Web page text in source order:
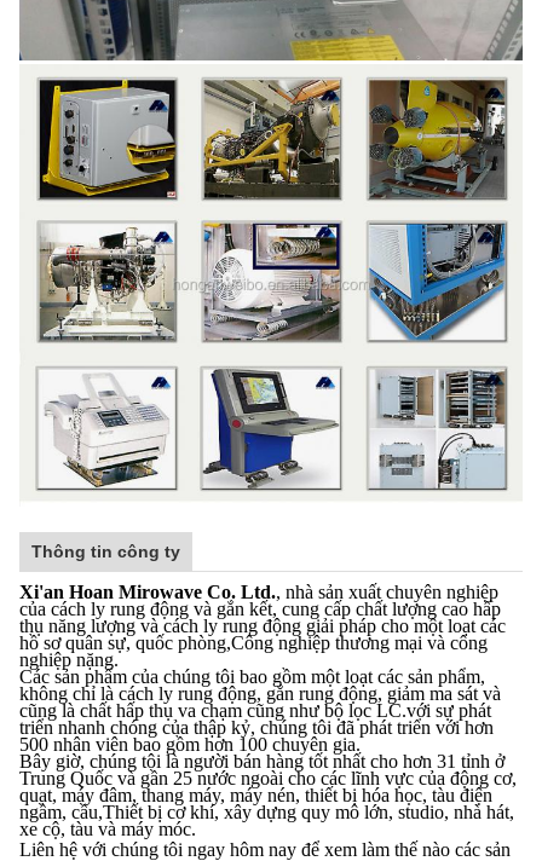
Thông tin công ty
Xi'an Hoan Mirowave Co. Ltd., nhà sản xuất chuyên nghiệp
của cách ly rung động và gắn kết, cung cấp chất lượng cao hấp
thụ năng lượng và cách ly rung động giải pháp cho một loạt các
hồ sơ quân sự, quốc phòng,Công nghiệp thương mại và công
nghiệp nặng.
Các sản phẩm của chúng tôi bao gồm một loạt các sản phẩm,
không chỉ là cách ly rung động, gắn rung động, giảm ma sát và
cũng là chất hấp thụ va chạm cũng như bộ lọc LC.với sự phát
triển nhanh chóng của thập kỷ, chúng tôi đã phát triển với hơn
500 nhân viên bao gồm hơn 100 chuyên gia.
Bây giờ, chúng tôi là người bán hàng tốt nhất cho hơn 31 tỉnh ở
Trung Quốc và gần 25 nước ngoài cho các lĩnh vực của động cơ,
quạt, máy đâm, thang máy, máy nén, thiết bị hóa học, tàu điện
ngầm, cầu,Thiết bị cơ khí, xây dựng quy mô lớn, studio, nhà hát,
xe cộ, tàu và máy móc.
Liên hệ với chúng tôi ngay hôm nay để xem làm thế nào các sản